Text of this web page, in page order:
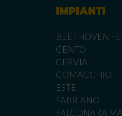
IMPIANTI
BEETHOVEN
CENTO
CERVIA
COMACCHIO
ESTE
FABRIANO
FALCONARA